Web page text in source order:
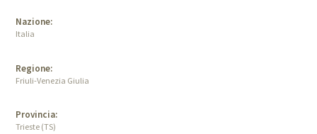
Nazione:
Italia
Regione:
Friuli-Venezia Giulia
Provincia:
Trieste (TS)